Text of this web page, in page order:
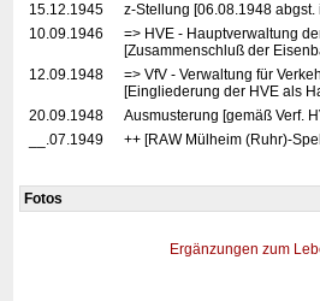
15.12.1945
z-Stellung [06.08.1948 abgst.
10.09.1946
=> HVE - Hauptverwaltung
[Zusammenschluß der
12.09.1948
=> VfV - Verwaltung für
[Eingliederung der HVE als
20.09.1948
Ausmusterung [gemäß Verf.
__.07.1949
++ [RAW Mülheim (Ruhr)-
Fotos
Ergänzungen zum